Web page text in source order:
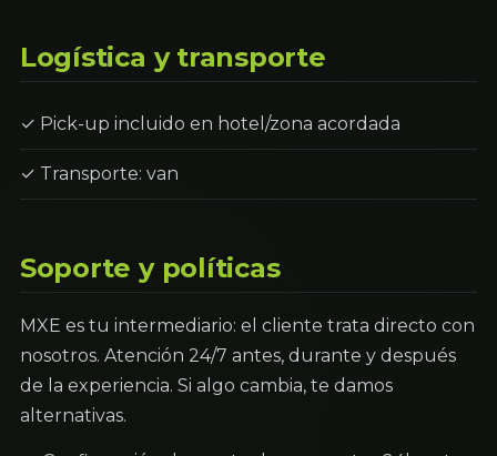
Logística y transporte
✓ Pick-up incluido en hotel/zona acordada
✓ Transporte: van
Soporte y políticas
MXE es tu intermediario: el cliente trata directo con
nosotros. Atención 24/7 antes, durante y después
de la experiencia. Si algo cambia, te damos
alternativas.